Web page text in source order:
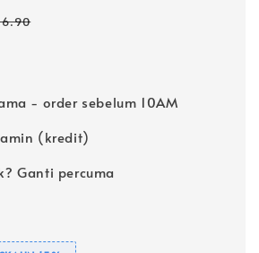
6.90
- order sebelum 10AM
(kredit)
Ganti percuma